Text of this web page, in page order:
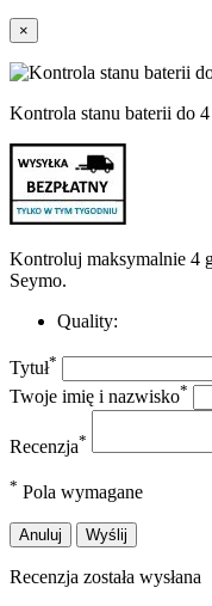
×
Kontrola stanu baterii do
Kontroluj maksymalnie 4
Seymo.
Quality:
Tytuł*
Twoje imię i nazwisko*
Recenzja*
* Pola wymagane
Anuluj Wyślij
Recenzja została wysłana